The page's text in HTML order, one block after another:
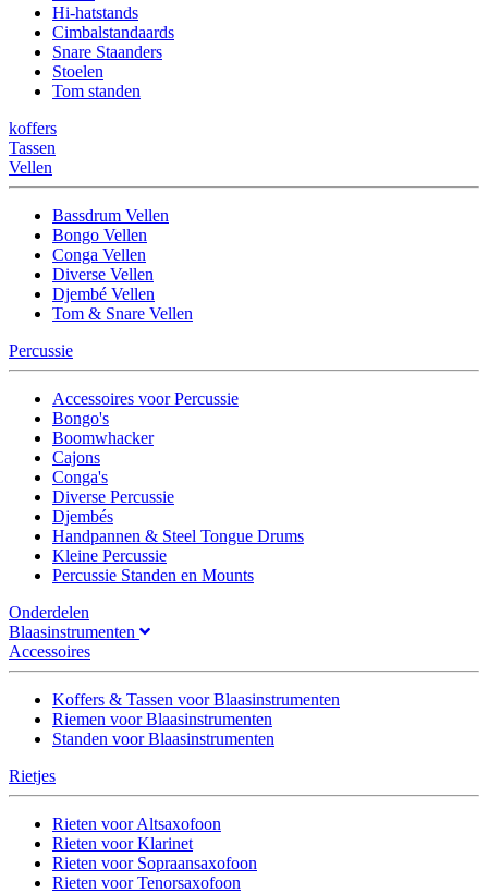
Hi-hatstands
Cimbalstandaards
Snare Staanders
Stoelen
Tom standen
koffers
Tassen
Vellen
Bassdrum Vellen
Bongo Vellen
Conga Vellen
Diverse Vellen
Djembé Vellen
Tom & Snare Vellen
Percussie
Accessoires voor Percussie
Bongo's
Boomwhacker
Cajons
Conga's
Diverse Percussie
Djembés
Handpannen & Steel Tongue Drums
Kleine Percussie
Percussie Standen en Mounts
Onderdelen
Blaasinstrumenten
Accessoires
Koffers & Tassen voor Blaasinstrumenten
Riemen voor Blaasinstrumenten
Standen voor Blaasinstrumenten
Rietjes
Rieten voor Altsaxofoon
Rieten voor Klarinet
Rieten voor Sopraansaxofoon
Rieten voor Tenorsaxofoon